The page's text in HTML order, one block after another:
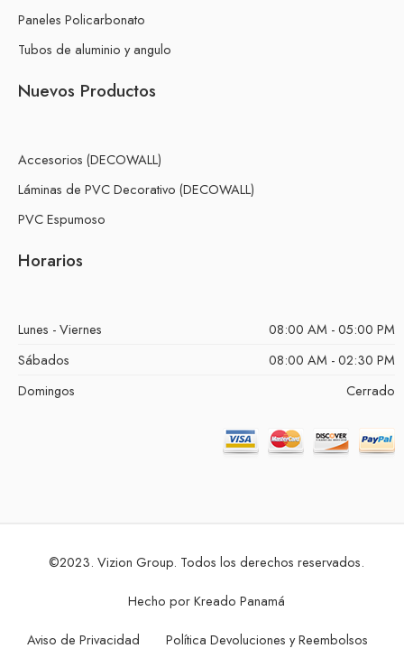
Paneles Policarbonato
Tubos de aluminio y angulo
Nuevos Productos
Accesorios (DECOWALL)
Láminas de PVC Decorativo (DECOWALL)
PVC Espumoso
Horarios
Lunes - Viernes
08:00 AM - 05:00 PM
Sábados
08:00 AM - 02:30 PM
Domingos
Cerrado
©2023. Vizion Group. Todos los derechos reservados.
Hecho porKreado Panamá
Aviso de Privacidad Política Devoluciones y Reembolsos